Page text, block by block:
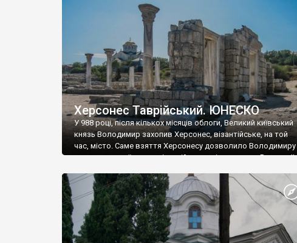
візантійської доби. Раритети викрадені з фондів об’єкту
культурної спадщини ЮНЕСКО «Херсонеса Таврійського».
Офіційно – на виставку «Золото Візантії», але експерти та
влада в Україні вважають це лише […]
Херсонес Таврійський. ЮНЕСКО
У 988 році, після кількох місяців облоги, Великий київський
князь Володимир захопив Херсонес, візантійське, на той
час, місто. Саме взяття Херсонесу дозволило Володимиру
диктувати свої умови візантійському імператору Василю ІІ,
Херсонесі Володимир-язичник, став Василем-
християнином. А потім було Хрещення Русі. На честь
Херсонесу Таврійського названо місто […]